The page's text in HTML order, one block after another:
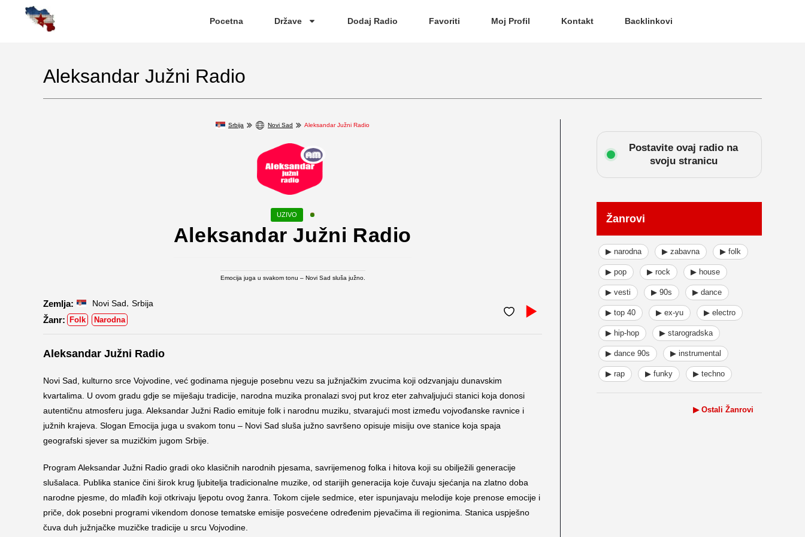
Pocetna Države Dodaj Radio Favoriti Moj Profil Kontakt Backlinkovi
Aleksandar Južni Radio
Srbija Novi Sad Aleksandar Južni Radio
Aleksandar Južni Radio
Emocija juga u svakom tonu – Novi Sad sluša južno.
Novi Sad Srbija
Folk Narodna
Aleksandar Južni Radio
Novi Sad, kulturno srce Vojvodine, već godinama njeguje posebnu vezu sa južnjačkim zvucima koji odzvanjaju dunavskim
kvartalima. U ovom gradu gdje se miješaju tradicije, narodna muzika pronalazi svoj put kroz eter zahvaljujući stanici koja donosi
autentičnu atmosferu juga. Aleksandar Južni Radio emituje folk i narodnu muziku, stvarajući most između vojvođanske ravnice i
južnih krajeva. Slogan Emocija juga u svakom tonu – Novi Sad sluša južno savršeno opisuje misiju ove stanice koja spaja
geografski sjever sa muzičkim jugom Srbije.
Program Aleksandar Južni Radio gradi oko klasičnih narodnih pjesama, savrijemenog folka i hitova koji su obilježili generacije
slušalaca. Publika stanice čini širok krug ljubitelja tradicionalne muzike, od starijih generacija koje čuvaju sjećanja na zlatno doba
narodne pjesme, do mlađih koji otkrivaju ljepotu ovog žanra. Tokom cijele sedmice, eter ispunjavaju melodije koje prenose emocije i
priče, dok posebni programi vikendom donose tematske emisije posvećene određenim pjevačima ili regionima. Stanica uspješno
čuva duh južnjačke muzičke tradicije u srcu Vojvodine.
Postavite ovaj radio na
svoju stranicu
Žanrovi
▶ narodna ▶ zabavna ▶ folk
▶ pop ▶ rock ▶ house
▶ vesti ▶ 90s ▶ dance
▶ top 40 ▶ ex-yu ▶ electro
▶ hip-hop ▶ starogradska
▶ dance 90s ▶ instrumental
▶ rap ▶ funky ▶ techno
▶ Ostali Žanrovi